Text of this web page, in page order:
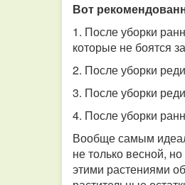
Вот
1. После уборки
которые не боятся
2. После уборки
3. После уборки
4. После уборки
Вообще самым
не только весной,
этими растениями